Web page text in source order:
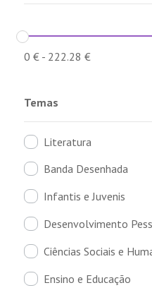
0 €- 222.28 €
Temas
Literatura
Banda Desenhada
Infantis e Juvenis
Desenvolvimento
Ciências Sociais e
Ensino e Educação